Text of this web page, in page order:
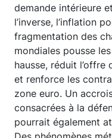
demande intérieure
l’inverse, l’inflation
fragmentation des
mondiales pousse
hausse, réduit
et renforce les
zone euro. Un
consacrées à la
pourrait également